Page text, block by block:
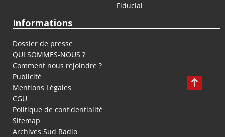
Fiducial
Informations
Dossier de presse
QUI SOMMES-NOUS ?
Comment nous rejoindre ?
Publicité
Mentions Légales
CGU
Politique de confidentialité
Sitemap
Archives Sud Radio